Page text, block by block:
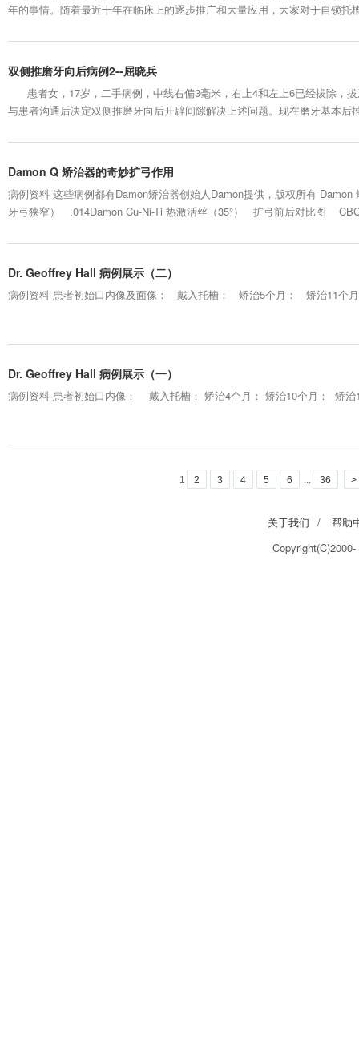
年的事情。随着最近十年在临床上的逐步推广和大量应用，大家对于自锁托
经验，已与大家分享过自锁托槽矫治器的分类与特点、临床应用问题与对策
双侧推磨牙向后病例2--屈晓兵
患者女，17岁，二手病例，中线右偏3毫米，右上4和左上6已经拔除，
与患者沟通后决定双侧推磨牙向后开辟间隙解决上述问题。现在磨牙基本后
Damon Q 矫治器的奇妙扩弓作用
病例资料 这些病例都有Damon矫治器创始人Damon提供，版权所有
牙弓狭窄） .014Damon Cu-Ni-Ti 热激活丝（35°） 扩弓前后对比图
后说：牙列拥挤约8mm，右...
Dr. Geoffrey Hall 病例展示（二）
病例资料 患者初始口内像及面像： 戴入托槽： 矫治5个月： 矫治11个
Dr. Geoffrey Hall 病例展示（一）
病例资料 患者初始口内像： 戴入托槽： 矫治4个月： 矫治10个月： 矫
1 2 3 4 5 6 ... 36 >
关于我们 /
帮助